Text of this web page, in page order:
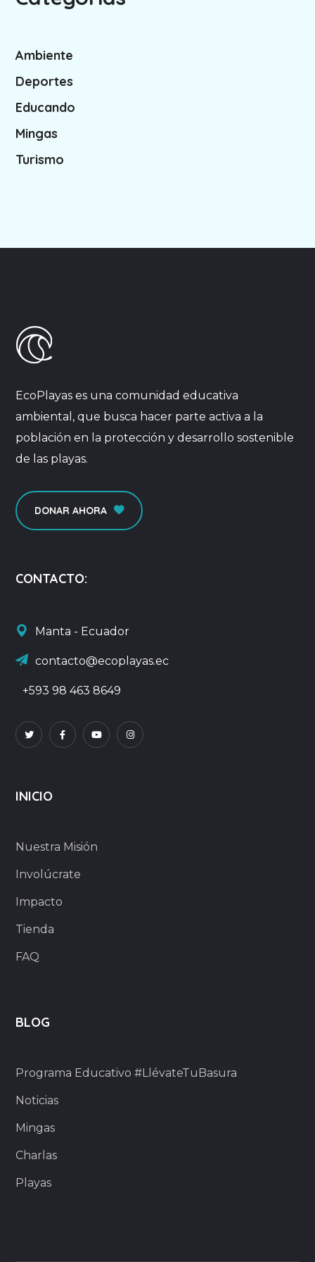
Ambiente
Deportes
Educando
Mingas
Turismo
EcoPlayas es una comunidad educativa
ambiental, que busca hacer parte activa a la
población en la protección y desarrollo sostenible
de las playas.
DONAR AHORA
CONTACTO:
Manta - Ecuador
contacto@ecoplayas.ec
+593 98 463 8649
INICIO
Nuestra Misión
Involúcrate
Impacto
Tienda
FAQ
BLOG
Programa Educativo #LlévateTuBasura
Noticias
Mingas
Charlas
Playas